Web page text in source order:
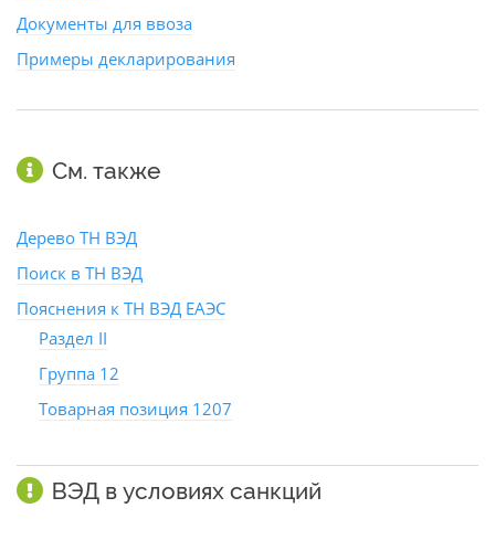
Документы для ввоза
Примеры декларирования
См. также
Дерево ТН ВЭД
Поиск в ТН ВЭД
Пояснения к ТН ВЭД ЕАЭС
Раздел II
Группа 12
Товарная позиция 1207
ВЭД в условиях санкций